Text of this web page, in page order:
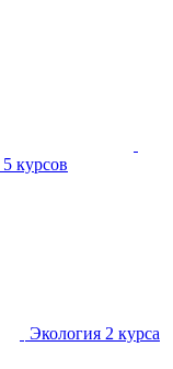
5 курсов
Экология 2 курса